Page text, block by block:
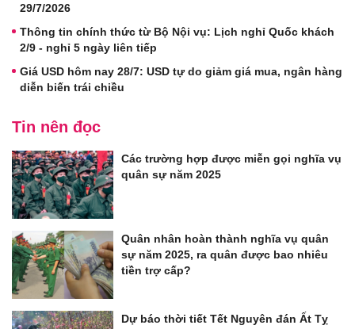
29/7/2026
Thông tin chính thức từ Bộ Nội vụ: Lịch nghỉ Quốc khách
2/9 - nghỉ 5 ngày liên tiếp
Giá USD hôm nay 28/7: USD tự do giảm giá mua, ngân hàng
diễn biến trái chiều
Tin nên đọc
Các trường hợp được miễn gọi nghĩa vụ
quân sự năm 2025
Quân nhân hoàn thành nghĩa vụ quân
sự năm 2025, ra quân được bao nhiêu
tiền trợ cấp?
Dự báo thời tiết Tết Nguyên đán Ất Tỵ